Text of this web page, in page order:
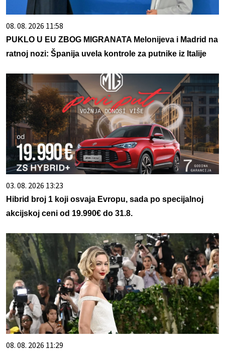
08. 08. 2026 11:58
PUKLO U EU ZBOG MIGRANATA Melonijeva i Madrid na
ratnoj nozi: Španija uvela kontrole za putnike iz Italije
03. 08. 2026 13:23
Hibrid broj 1 koji osvaja Evropu, sada po specijalnoj
akcijskoj ceni od 19.990€ do 31.8.
08. 08. 2026 11:29